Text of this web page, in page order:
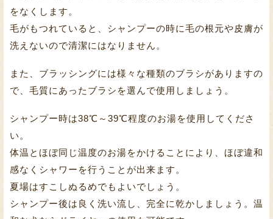
をなくします。
毛がもつれていると、シャンプーの時に毛の根元や皮膚が
洗えないので清潔にはなりません。
また、ブラッシングには様々な種類のブラシがありますの
で、毛質にあったブラシを選んで使用しましょう。
シャンプー時は38℃～39℃程度のお湯を使用してくださ
い。
体温とほぼ同じ温度のお湯をかけることにより、ほぼ違和
感なくシャワーを行うことが出来ます。
夏場はすこしぬるめでもよいでしょう。
シャンプー後は良く洗い流し、完全に乾かしましょう。温